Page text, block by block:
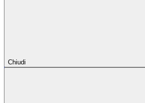
Chiudi